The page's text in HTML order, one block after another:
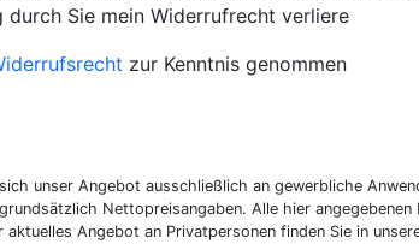
Sie mein Widerrufrecht verliere
zur Kenntnis genommen
unser Angebot ausschließlich an gewerbliche
Nettopreisangaben. Alle hier angegebenen
Angebot an Privatpersonen finden Sie in